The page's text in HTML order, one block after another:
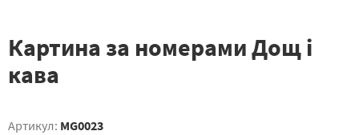
Картина за номерами Дощ і
кава
Артикул: MG0023